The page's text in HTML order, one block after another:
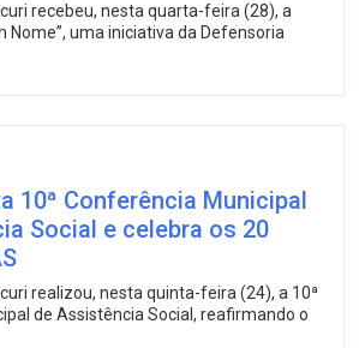
recebeu, nesta quarta-feira (28), a
Nome”, uma iniciativa da Defensoria
10ª Conferência Municipal
Social e celebra os 20
realizou, nesta quinta-feira (24), a 10ª
de Assistência Social, reafirmando o